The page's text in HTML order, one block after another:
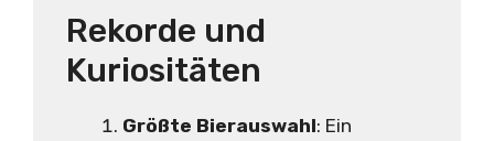
Rekorde und
Kuriositäten
Größte Bierauswahl: Ein